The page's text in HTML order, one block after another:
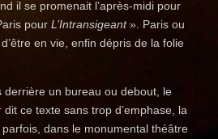
il se promenait l’après-midi pour
pourL’Intransigeant». Paris ou
en vie, enfin dépris de la folie
derrière un bureau ou debout, le
dit ce texte sans trop d’emphase, la
dans le monumental théâtre